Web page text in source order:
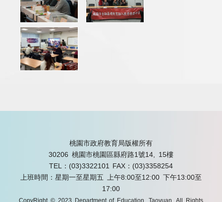
桃園市政府教育局版權所有
30206 桃園市桃園區縣府路1號14, 15樓
TEL：(03)3322101
FAX：(03)3358254
上班時間：星期一至星期五 上午8:00至12:00 下午13:00至
17:00
CopyRight © 2023 Department of Education, Taoyuan. All Rights